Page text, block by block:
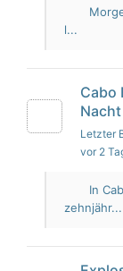
l...
Cabo
Nacht
Letzter
vor 2
In
zehnjähr...